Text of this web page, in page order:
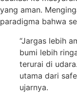
yang aman.
paradigma bahwa
“Jargas lebih
bumi lebih
terurai di
utama dari
ujarnya.